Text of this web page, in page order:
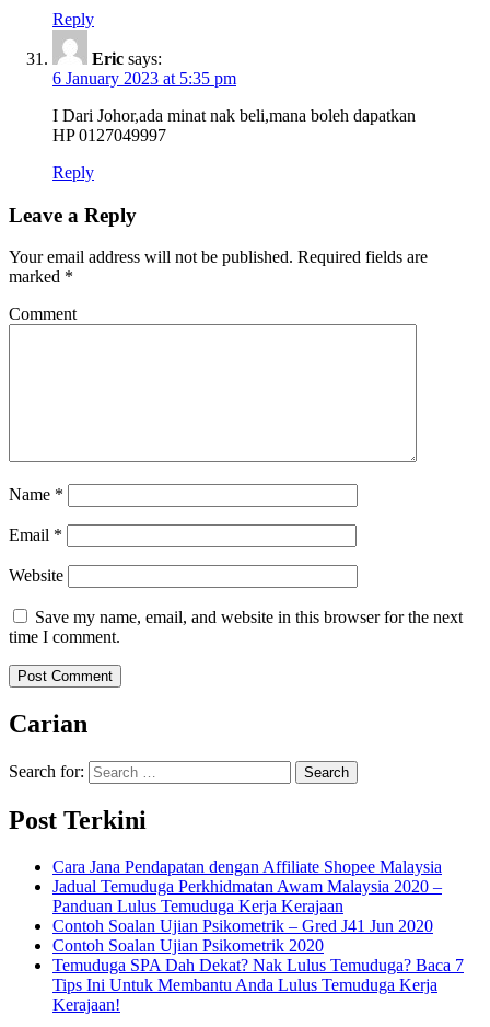
Reply
Eric says:
6 January 2023 at 5:35 pm
I Dari Johor,ada minat nak beli,mana boleh dapatkan
HP 0127049997
Reply
Leave a Reply
Your email address will not be published. Required fields are
marked *
Comment
Name *
Email *
Website
Save my name, email, and website in this browser for the next
time I comment.
Carian
Search for:
Post Terkini
Cara Jana Pendapatan dengan Affiliate Shopee Malaysia
Jadual Temuduga Perkhidmatan Awam Malaysia 2020 –
Panduan Lulus Temuduga Kerja Kerajaan
Contoh Soalan Ujian Psikometrik – Gred J41 Jun 2020
Contoh Soalan Ujian Psikometrik 2020
Temuduga SPA Dah Dekat? Nak Lulus Temuduga? Baca 7
Tips Ini Untuk Membantu Anda Lulus Temuduga Kerja
Kerajaan!